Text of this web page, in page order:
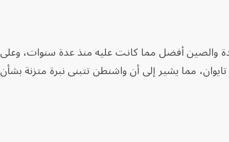
والصين أفضل مما كانت عليه منذ عدة سنوات، وعلى
مما يشير إلى أن واشنطن تتبنى نبرة متزنة بشأن